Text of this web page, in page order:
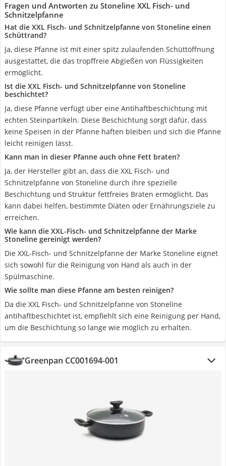
Fragen und Antworten zu Stoneline XXL Fisch- und
Schnitzelpfanne
Hat die XXL Fisch- und Schnitzelpfanne von Stoneline einen
Schüttrand?
Ja, diese Pfanne ist mit einer spitz zulaufenden Schüttöffnung
ausgestattet, die das tropffreie Abgießen von Flüssigkeiten
ermöglicht.
Ist die XXL Fisch- und Schnitzelpfanne von Stoneline
beschichtet?
Ja, diese Pfanne verfügt über eine Antihaftbeschichtung mit
echten Steinpartikeln. Diese Beschichtung sorgt dafür, dass
keine Speisen in der Pfanne haften bleiben und sich die Pfanne
leicht reinigen lässt.
Kann man in dieser Pfanne auch ohne Fett braten?
Ja, der Hersteller gibt an, dass die XXL Fisch- und
Schnitzelpfanne von Stoneline durch ihre spezielle
Beschichtung und Struktur fettfreies Braten ermöglicht. Das
kann dabei helfen, bestimmte Diäten oder Ernährungsziele zu
erreichen.
Wie kann die XXL-Fisch- und Schnitzelpfanne der Marke
Stoneline gereinigt werden?
Die XXL-Fisch- und Schnitzelpfanne der Marke Stoneline eignet
sich sowohl für die Reinigung von Hand als auch in der
Spülmaschine.
Wie sollte man diese Pfanne am besten reinigen?
Da die XXL Fisch- und Schnitzelpfanne von Stoneline
antihaftbeschichtet ist, empfiehlt sich eine Reinigung per Hand,
um die Beschichtung so lange wie möglich zu erhalten.
Greenpan CC001694-001